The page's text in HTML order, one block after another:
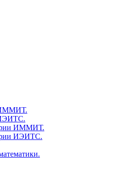
ИММИТ.
ИММИТ.
ИЭИТС.